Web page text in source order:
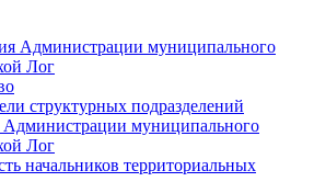
Администрации муниципального
Лог
структурных подразделений
Администрации муниципального
Лог
начальников территориальных